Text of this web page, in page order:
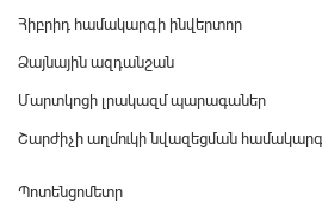
Հիբրիդ համակարգի ինվերտոր
Ձայնային ազդանշան
Մարտկոցի լրակազմ պարագաներ
Շարժիչի աղմուկի նվազեցման համակարգ
Պոտենցոմետր